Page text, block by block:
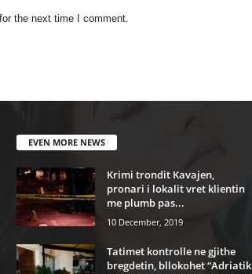
the next time I comment.
EVEN MORE NEWS
Krimi trondit Kavajen,
pronari i lokalit vret klientin
me plumb pas...
10 December, 2019
Tatimet kontrolle ne gjithe
bregdetin, bllokohet “Adriatik